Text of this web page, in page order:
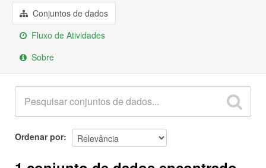
SobreConjuntos de dados
Fluxo de Atividades
Sobre
Ordenar por